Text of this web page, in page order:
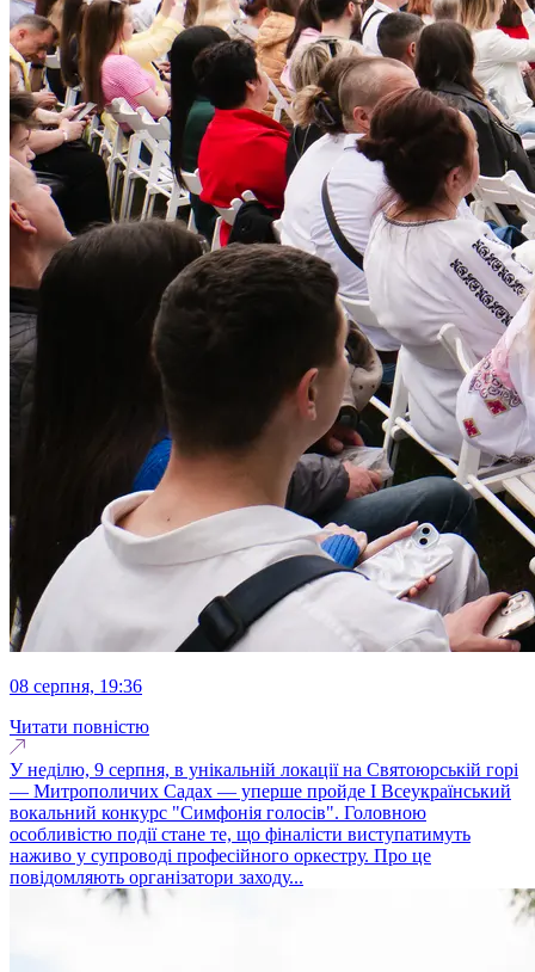
08 серпня, 19:36
Читати повністю
У неділю, 9 серпня, в унікальній локації на Святоюрській горі
— Митрополичих Садах — уперше пройде І Всеукраїнський
вокальний конкурс "Симфонія голосів". Головною
особливістю події стане те, що фіналісти виступатимуть
наживо у супроводі професійного оркестру. Про це
повідомляють організатори заходу...